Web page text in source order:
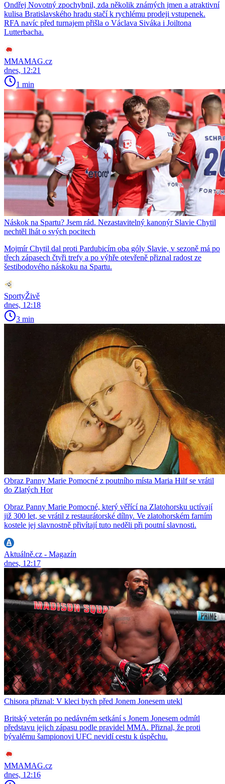
Ondřej Novotný zpochybnil, zda několik známých jmen a atraktivní
kulisa Bratislavského hradu stačí k rychlému prodeji vstupenek.
RFA navíc před turnajem přišla o Václava Siváka i Joiltona
Lutterbacha.
MMAMAG.cz
dnes, 12:21
1 min
Náskok na Spartu? Jsem rád. Nezastavitelný kanonýr Slavie Chytil
nechtěl lhát o svých pocitech
Mojmír Chytil dal proti Pardubicím oba góly Slavie, v sezoně má po
třech zápasech čtyři trefy a po výhře otevřeně přiznal radost ze
šestibodového náskoku na Spartu.
SportyŽivě
dnes, 12:18
3 min
Obraz Panny Marie Pomocné z poutního místa Maria Hilf se vrátil
do Zlatých Hor
Obraz Panny Marie Pomocné, který věřící na Zlatohorsku uctívají
již 300 let, se vrátil z restaurátorské dílny. Ve zlatohorském farním
kostele jej slavnostně přivítají tuto neděli při poutní slavnosti.
Aktuálně.cz - Magazín
dnes, 12:17
Chisora přiznal: V kleci bych před Jonem Jonesem utekl
Britský veterán po nedávném setkání s Jonem Jonesem odmítl
představu jejich zápasu podle pravidel MMA. Přiznal, že proti
bývalému šampionovi UFC nevidí cestu k úspěchu.
MMAMAG.cz
dnes, 12:16